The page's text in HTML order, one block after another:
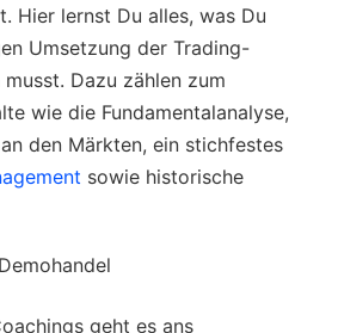
Hier lernst Du alles, was Du
Umsetzung der Trading-
Dazu zählen zum
wie die Fundamentalanalyse,
den Märkten, ein stichfestes
sowie historische
geht es ans